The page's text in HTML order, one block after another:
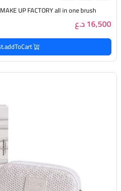
MAKE UP FACTORY all in one brush ميك اب فاكتوري فرشاة مكياج
16,500 د.ع
productList.addToCart